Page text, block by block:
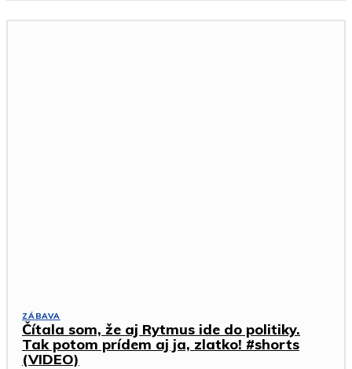
ZÁBAVA
Čítala som, že aj Rytmus ide do politiky.
Tak potom prídem aj ja, zlatko! #shorts
(VIDEO)